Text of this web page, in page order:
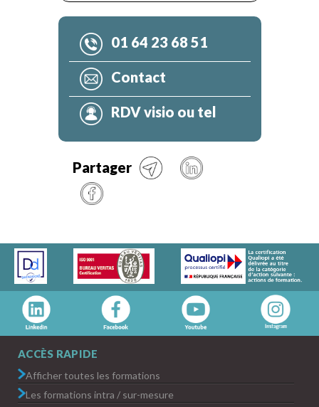
01 64 23 68 51
Contact
RDV visio ou tel
Partager
ACCÈS RAPIDE
Afficher toutes les formations
Les formations intra / sur-mesure